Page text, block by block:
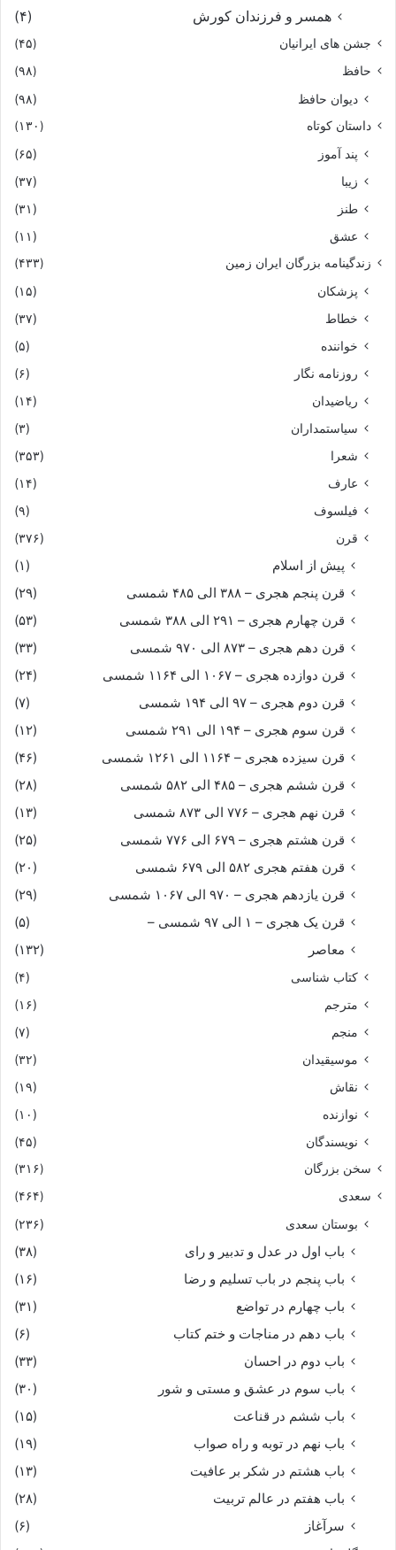
ببردند زن را ز درگاه شاه
ز شمشیر گفتند و ز دار و چاه‏
چنین گفت جادو که من بى‏گناه
چه گویم بدین نامور پیشگاه‏
بگفتند با شاه کین زن چه گفت
جهان آفرین داند اندر نهفت‏
بسودابه فرمود تا رفت پیش
ستاره شمر گفت گفتار خویش‏
پدیدند کز پشت اهریمنند
چنین پاسخ آورد سودابه باز
که نزدیک ایشان جز اینست راز
فزونستشان زین سخن در نهفت
ز بهر سیاوش نیارند گفت‏
ز بیم سپهبد گو پیل تن
بلرزد همى شیر در انجمن‏
ببندد چو خواهد ره آب نیل‏
همان لشکر نامور صد هزار
گریزند ازو در صف کارزار
مرا نیز پایاب او چون بود
مگر دیده همواره پر خون بود
چه گوید سخن و ز که دارد سپاس‏
ترا گر غم خرد فرزند نیست
مرا هم فزون از تو پیوند نیست‏
سخن گر گرفتى چنین سرسرى
بدان گیتى افگندم این داورى‏
ز دیده فزون زان ببارید آب
که بردارد از رود نیل آفتاب‏
سپهبد ز گفتار او شد دژم
همى زار بگریست با او بهم‏
گسى کرد سودابه را خسته دل
بران کار بنهاد پیوسته دل‏
همسر و فرزندان کورش
(۴)
جشن های ایرانیان
(۴۵)
حافظ
(۹۸)
دیوان حافظ (۹۸)
داستان کوتاه (۱۳۰)
پند آموز
(۶۵)
زیبا
(۳۷)
طنز
(۳۱)
عشق
(۱۱)
زندگینامه بزرگان ایران زمین (۴۳۳)
پزشکان
(۱۵)
خطاط
(۳۷)
خواننده
(۵)
روزنامه نگار
(۶)
ریاضیدان
(۱۴)
سیاستمداران
(۳)
شعرا
(۳۵۳)
عارف
(۱۴)
فیلسوف
(۹)
قرن
(۳۷۶)
پیش از اسلام
(۱)
قرن پنجم هجری – ۳۸۸ الی ۴۸۵ شمسی
(۲۹)
قرن چهارم هجری – ۲۹۱ الی ۳۸۸ شمسی
(۵۳)
قرن دهم هجری – ۸۷۳ الی ۹۷۰ شمسی
(۳۳)
قرن دوازده هجری – ۱۰۶۷ الی ۱۱۶۴ شمسی
(۲۴)
قرن دوم هجری – ۹۷ الی ۱۹۴ شمسی
(۷)
قرن سوم هجری – ۱۹۴ الی ۲۹۱ شمسی
(۱۲)
قرن سیزده هجری – ۱۱۶۴ الی ۱۲۶۱ شمسی
(۴۶)
قرن ششم هجری – ۴۸۵ الی ۵۸۲ شمسی
(۲۸)
قرن نهم هجری – ۷۷۶ الی ۸۷۳ شمسی
(۱۳)
قرن هشتم هجری – ۶۷۹ الی ۷۷۶ شمسی
(۲۵)
قرن هفتم هجری ۵۸۲ الی ۶۷۹ شمسی
(۲۰)
قرن یازدهم هجری – ۹۷۰ الی ۱۰۶۷ شمسی
(۲۹)
قرن یک هجری – ۱ الی ۹۷ شمسی –
(۵)
معاصر
(۱۳۲)
کتاب شناسی
(۴)
مترجم
(۱۶)
منجم
(۷)
موسیقیدان
(۳۲)
نقاش
(۱۹)
نوازنده
(۱۰)
نویسندگان
(۴۵)
سخن بزرگان
(۳۱۶)
سعدی
(۴۶۴)
بوستان سعدی (۲۳۶)
باب اول در عدل و تدبیر و رای
(۳۸)
باب پنجم در باب تسلیم و رضا
(۱۶)
باب چهارم در تواضع
(۳۱)
باب دهم در مناجات و ختم کتاب
(۶)
باب دوم در احسان
(۳۳)
باب سوم در عشق و مستی و شور
(۳۰)
باب ششم در قناعت
(۱۵)
باب نهم در توبه و راه صواب
(۱۹)
باب هشتم در شکر بر عافیت
(۱۳)
باب هفتم در عالم تربیت
(۲۸)
سرآغاز
(۶)